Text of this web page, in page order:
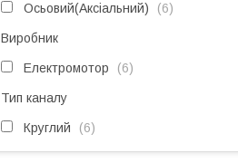
Осьовий(Аксіальний) 6
Виробник
Електромотор 6
Тип каналу
Круглий 6